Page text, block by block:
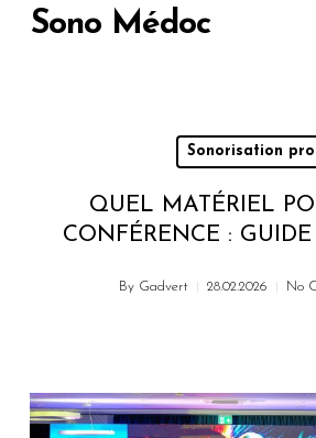
SkipSono Médoc
Sonorisation pro
QUEL MATÉRIEL
CONFÉRENCE : GUIDE
By Gadvert 28.02.2026 No